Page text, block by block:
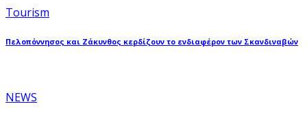
Tourism
Πελοπόννησος και Ζάκυνθος κερδίζουν το ενδιαφέρον των Σκανδιναβών
NEWS